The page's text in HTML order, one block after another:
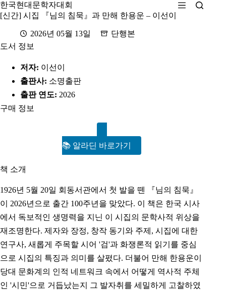
본
문
건
한국현대문학자대회
[신간] 시집 『님의 침묵』과 만해 한용운 – 이선이
2026년 05월 13일
단행본
도서 정보
저자: 이선이
출판사: 소명출판
출판 연도: 2026
구매 정보
📚 알라딘 바로가기
책 소개
1926년 5월 20일 회동서관에서 첫 발을 뗀 『님의 침묵』
이 2026년으로 출간 100주년을 맞았다. 이 책은 한국 시사
에서 독보적인 생명력을 지닌 이 시집의 문학사적 위상을
재조명한다. 제자와 장정, 창작 동기와 주제, 시집에 대한
연구사, 새롭게 주목할 시어 '검'과 화쟁론적 읽기를 중심
으로 시집의 특징과 의미를 살폈다. 더불어 만해 한용운이
당대 문화계의 인적 네트워크 속에서 어떻게 역사적 주체
인 '시민'으로 거듭났는지 그 발자취를 세밀하게 고찰하였